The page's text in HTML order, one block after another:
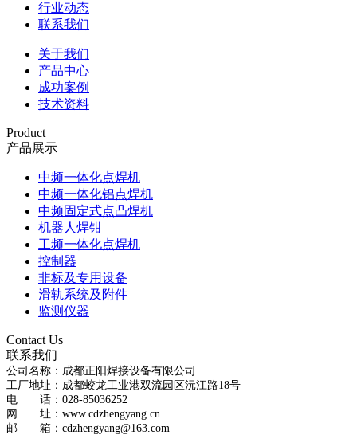
行业动态
联系我们
关于我们
产品中心
成功案例
技术资料
Product
产品展示
中频一体化点焊机
中频一体化铝点焊机
中频固定式点凸焊机
机器人焊钳
工频一体化点焊机
控制器
非标及专用设备
滑轨系统及附件
监测仪器
Contact Us
联系我们
公司名称：成都正阳焊接设备有限公司
工厂地址：成都蛟龙工业港双流园区沅江路18号
电 话：028-85036252
网 址：www.cdzhengyang.cn
邮 箱：cdzhengyang@163.com